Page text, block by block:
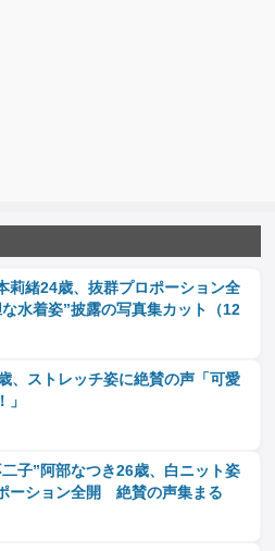
莉緒24歳、抜群プロポーション全
水着姿”披露の写真集カット（12
、ストレッチ姿に絶賛の声「可愛
」
子”阿部なつき26歳、白ニット姿
ーション全開 絶賛の声集まる